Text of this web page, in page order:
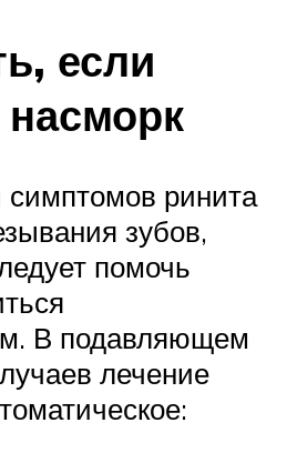
если
ринита
зубов,
помочь
В подавляющем
лечение